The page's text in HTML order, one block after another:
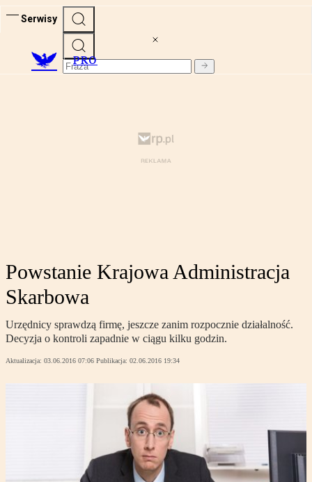
Serwisy
PRO
Powstanie Krajowa Administracja
Skarbowa
Urzędnicy sprawdzą firmę, jeszcze zanim rozpocznie działalność.
Decyzja o kontroli zapadnie w ciągu kilku godzin.
Aktualizacja: 03.06.2016 07:06 Publikacja: 02.06.2016 19:34